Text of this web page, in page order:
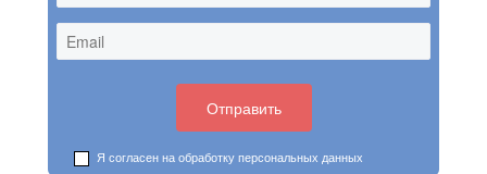
Я согласен на обработкуперсональных данных